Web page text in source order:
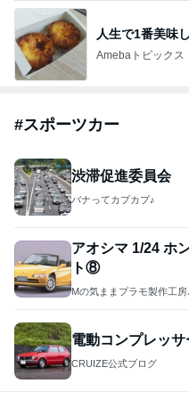
人生で1番美味
Amebaトピックス
#スポーツカー
渋滞促進委員会
バナってカプカプ♪
アオシマ 1/24 ホ
ト⑧
Mの気ままプラモ製作工房
電動コンプレッ
CRUIZE公式ブログ